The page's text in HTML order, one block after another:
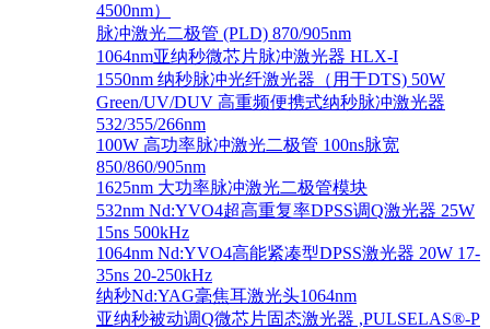
4500nm）
脉冲激光二极管 (PLD) 870/905nm
1064nm亚纳秒微芯片脉冲激光器 HLX-I
1550nm 纳秒脉冲光纤激光器（用于DTS) 50W
Green/UV/DUV 高重频便携式纳秒脉冲激光器
532/355/266nm
100W 高功率脉冲激光二极管 100ns脉宽
850/860/905nm
1625nm 大功率脉冲激光二极管模块
532nm Nd:YVO4超高重复率DPSS调Q激光器 25W
15ns 500kHz
1064nm Nd:YVO4高能紧凑型DPSS激光器 20W 17-
35ns 20-250kHz
纳秒Nd:YAG毫焦耳激光头1064nm
亚纳秒被动调Q微芯片固态激光器 ,PULSELAS®-P